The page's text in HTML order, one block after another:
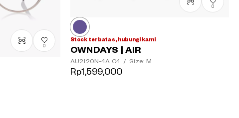
0
0
Stock terbatas, hubungi kami
OWNDAYS | AIR
AU2120N-4A C4 / Size: M
Rp1,599,000